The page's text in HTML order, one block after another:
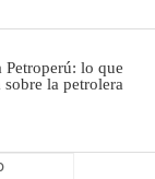
Petroperú: lo que
la petrolera